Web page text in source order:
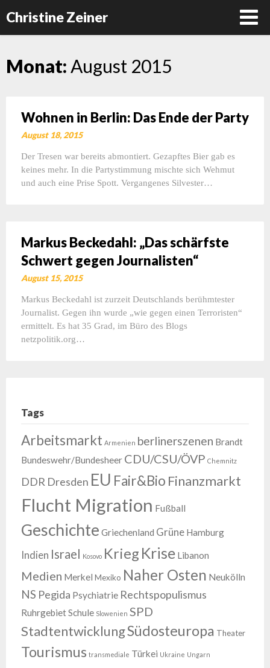
Christine Zeiner
Skip
Monat: August 2015
Wohnen in Berlin: Das Ende der Party
August 18, 2015
Der Tresen war bereits abmontiert. Gezapftes Bier gab es
keines mehr. In die Partystimmung mischte sich Wehmut
und auch eine Prise Spott. Vergangenes Silvester…
Markus Beckedahl: „Das schärfste
Schwert gegen Journalisten“
August 15, 2015
Markus Beckedahl ist zurzeit Deutschlands berühmtester
Journalist. Gegen ihn wurde „wie gegen einen Terroristen“
ermittelt. Es hat 35 Grad, im Büro des Blogs
netzpolitik.org…
Tags
Arbeitsmarkt Armenien berlinerszenen Brandt
Bundeswehr/Bundesheer CDU/CSU/ÖVP Chemnitz
DDR Dresden EU Fair&Bio Finanzmarkt
Flucht Migration Fußball
Geschichte Griechenland Grüne Hamburg
Indien Israel Kosovo Krieg Krise Libanon
Medien Merkel Mexiko Naher Osten Neukölln
NS Pegida Psychiatrie Rechtspopulismus
RuhrgebietSchule Slowenien SPD
StadtentwicklungSüdosteuropa Theater
Tourismus transmediale Türkei Ukraine Ungarn